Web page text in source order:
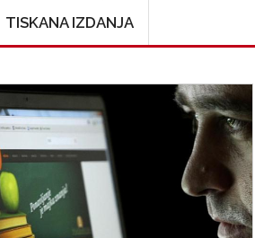
TISKANA IZDANJA